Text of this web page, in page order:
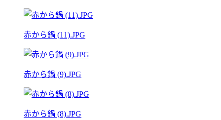
赤から鍋 (11).JPG
赤から鍋 (9).JPG
赤から鍋 (8).JPG